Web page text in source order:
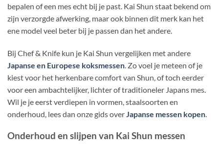
bepalen of een mes echt bij je past. Kai Shun staat bekend om
zijn verzorgde afwerking, maar ook binnen dit merk kan het
ene model veel beter bij je passen dan het andere.
Bij Chef & Knife kun je Kai Shun vergelijken met andere
Japanse en Europese koksmessen . Zo voel je meteen of je
kiest voor het herkenbare comfort van Shun, of toch eerder
voor een ambachtelijker, lichter of traditioneler Japans mes.
Wil je je eerst verdiepen in vormen, staalsoorten en
onderhoud, lees dan onze gids over Japanse messen kopen
Onderhoud en slijpen van Kai Shun messen